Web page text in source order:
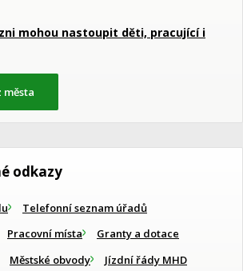
mohou nastoupit děti, pracující i
města
odkazy
Telefonní seznam úřadů
Pracovní místa
Granty a dotace
Městské obvody Jízdní řády MHD